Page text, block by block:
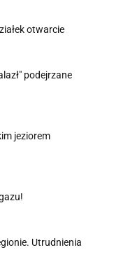
otwarcie
podejrzane
jeziorem
Utrudnienia